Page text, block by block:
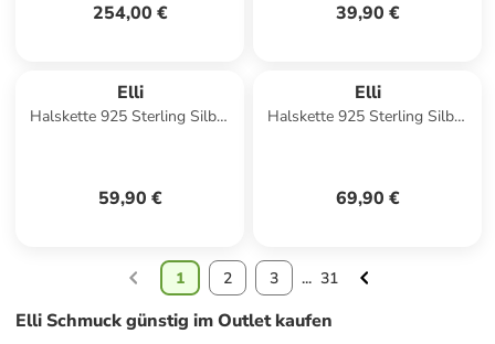
254,00 € 39,90 €
Elli
Halskette 925 Sterling Silber
59,90 €
Elli
Halskette 925 Sterling Silber
69,90 €
1 2 3 ... 31
Elli Schmuck günstig im Outlet kaufen